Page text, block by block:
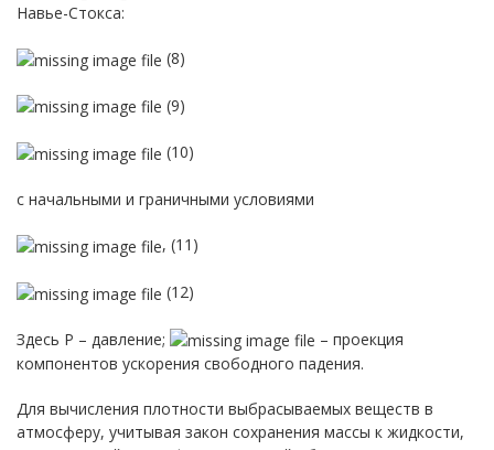
Навье-Стокса:
(8)
(9)
(10)
с начальными и граничными условиями
, (11)
(12)
Здесь Р – давление;
– проекция
компонентов ускорения свободного падения.
Для вычисления плотности выбрасываемых веществ в
атмосферу, учитывая закон сохранения массы к жидкости,